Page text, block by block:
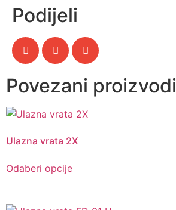
Podijeli
Povezani proizvodi
Ulazna vrata 2X
Odaberi opcije